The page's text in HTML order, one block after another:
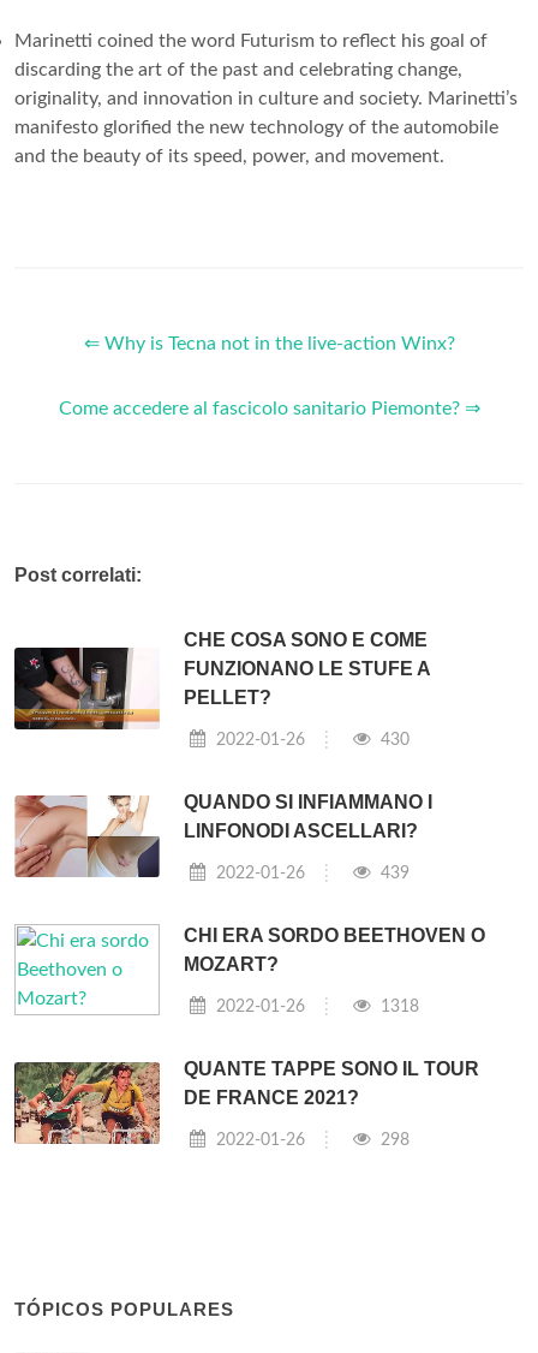
Marinetti coined the word Futurism to reflect his goal of
discarding the art of the past and celebrating change,
originality, and innovation in culture and society. Marinetti’s
manifesto glorified the new technology of the automobile
and the beauty of its speed, power, and movement.
⇐ Why is Tecna not in the live-action Winx?
Come accedere al fascicolo sanitario Piemonte? ⇒
Post correlati:
CHE COSA SONO E COME
FUNZIONANO LE STUFE A
PELLET?
2022-01-26 430
QUANDO SI INFIAMMANO I
LINFONODI ASCELLARI?
2022-01-26 439
CHI ERA SORDO BEETHOVEN O
MOZART?
2022-01-26 1318
QUANTE TAPPE SONO IL TOUR
DE FRANCE 2021?
2022-01-26 298
TÓPICOS POPULARES